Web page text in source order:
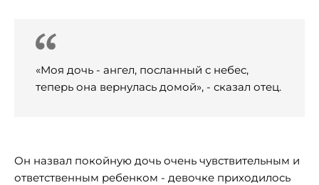
«Моя дочь - ангел, посланный с небес,
теперь она вернулась домой», - сказал отец.
Он назвал покойную дочь очень чувствительным и
ответственным ребенком - девочке приходилось